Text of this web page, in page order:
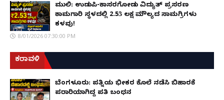
ಮುಲ್ಕಿ: ಉಡುಪಿ-ಕಾಸರಗೋಡು ವಿದ್ಯುತ್ ಪ್ರಸರಣ
ಕಾಮಗಾರಿ ಸ್ಥಳದಲ್ಲಿ ₹2.53 ಲಕ್ಷ ಮೌಲ್ಯದ ಸಾಮಗ್ರಿಗಳು
ಕಳವು!
8/01/2026 07:30:00 PM
ಕರಾವಳಿ
ಬೆಂಗಳೂರು: ಪತ್ನಿಯ ಭೀಕರ ಕೊಲೆ ನಡೆಸಿ ಬಿಹಾರಕ್ಕೆ
ಪರಾರಿಯಾಗಿದ್ದ ಪತಿ ಬಂಧನ